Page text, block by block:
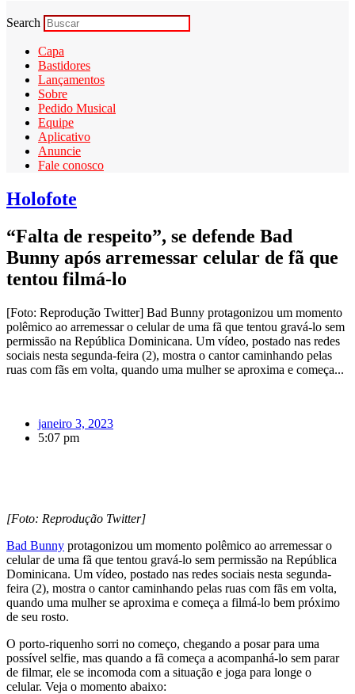
Search
Capa
Bastidores
Lançamentos
Sobre
Pedido Musical
Equipe
Aplicativo
Anuncie
Fale conosco
Holofote
“Falta de respeito”, se defende Bad
Bunny após arremessar celular de fã que
tentou filmá-lo
[Foto: Reprodução Twitter] Bad Bunny protagonizou um momento
polêmico ao arremessar o celular de uma fã que tentou gravá-lo sem
permissão na República Dominicana. Um vídeo, postado nas redes
sociais nesta segunda-feira (2), mostra o cantor caminhando pelas
ruas com fãs em volta, quando uma mulher se aproxima e começa...
janeiro 3, 2023
5:07 pm
[Foto: Reprodução Twitter]
Bad Bunny protagonizou um momento polêmico ao arremessar o
celular de uma fã que tentou gravá-lo sem permissão na República
Dominicana. Um vídeo, postado nas redes sociais nesta segunda-
feira (2), mostra o cantor caminhando pelas ruas com fãs em volta,
quando uma mulher se aproxima e começa a filmá-lo bem próximo
de seu rosto.
O porto-riquenho sorri no começo, chegando a posar para uma
possível selfie, mas quando a fã começa a acompanhá-lo sem parar
de filmar, ele se incomoda com a situação e joga para longe o
celular. Veja o momento abaixo: